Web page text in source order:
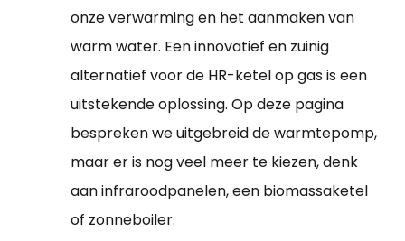
onze verwarming en het aanmaken van
warm water. Een innovatief en zuinig
alternatief voor de HR-ketel op gas is een
uitstekende oplossing. Op deze pagina
bespreken we uitgebreid de warmtepomp,
maar er is nog veel meer te kiezen, denk
aan infraroodpanelen, een biomassaketel
of zonneboiler.